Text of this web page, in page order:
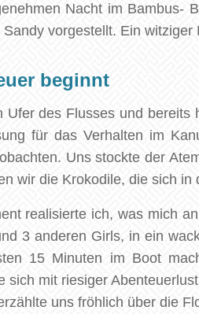
Nacht im Bambus-
vorgestellt. Ein
beginnt
Ufer des Flusses und
für das Verhalten im
Uns stockte der
wir die Krokodile, die sich in
realisierte ich, was mich
3 anderen Girls, in ein
15 Minuten im Boot
sich mit riesiger
uns fröhlich über die